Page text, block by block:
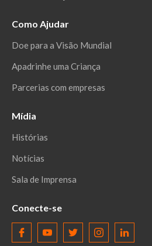
Como Ajudar
Doe para a Visão Mundial
Apadrinhe uma Criança
Parcerias com empresas
Mídia
Histórias
Notícias
Sala de Imprensa
Conecte-se